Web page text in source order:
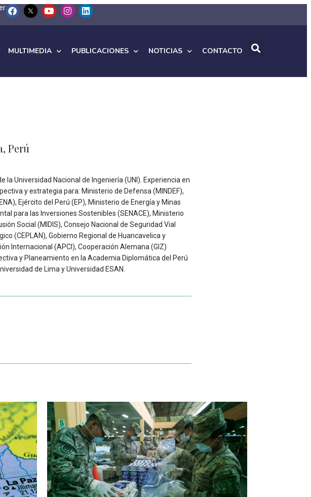
MULTIMEDIA PUBLICACIONES NOTICIAS CONTACTO
Perú
Universidad Nacional de Ingeniería (UNI). Experiencia en
y estrategia para: Ministerio de Defensa (MINDEF),
Ejército del Perú (EP), Ministerio de Energía y Minas
para las Inversiones Sostenibles (SENACE), Ministerio
Social (MIDIS), Consejo Nacional de Seguridad Vial
(CEPLAN), Gobierno Regional de Huancavelica y
Internacional (APCI), Cooperación Alemana (GIZ)
y Planeamiento en la Academia Diplomática del Perú
de Lima y Universidad ESAN.